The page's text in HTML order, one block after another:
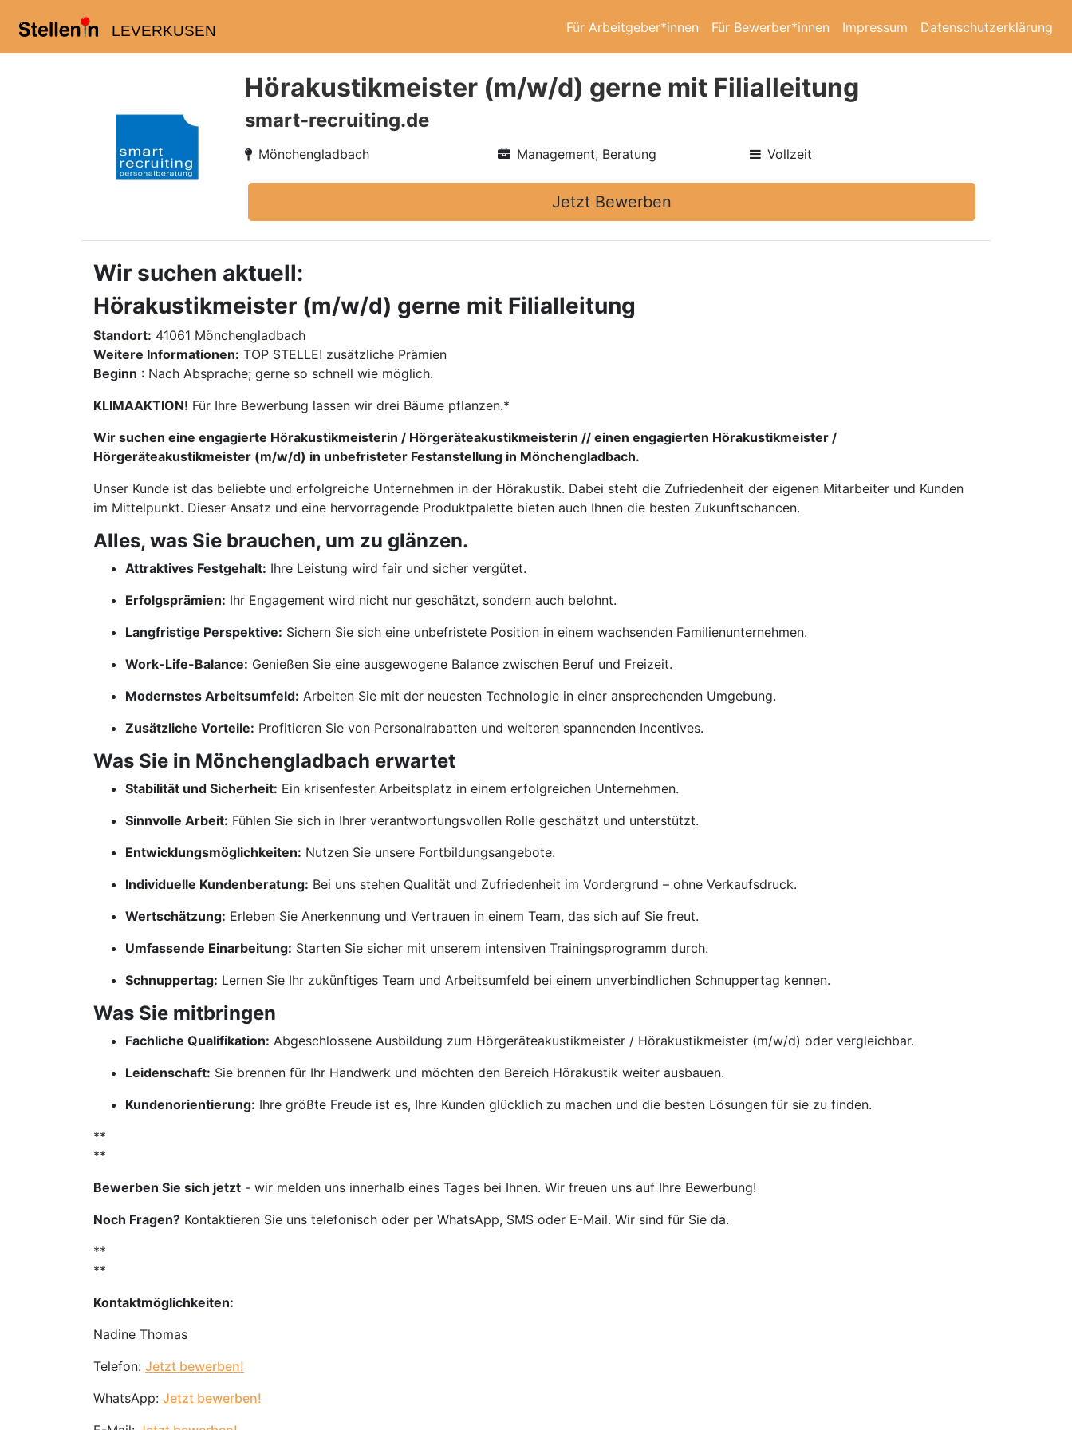
LEVERKUSEN Für Arbeitgeber*innen Für Bewerber*innen Impressum Datenschutzerklärung
Hörakustikmeister (m/w/d) gerne mit Filialleitung
smart-recruiting.de
Mönchengladbach Management, Beratung Vollzeit
Jetzt Bewerben
Wir suchen aktuell:
Hörakustikmeister (m/w/d) gerne mit Filialleitung
Standort: 41061 Mönchengladbach
Weitere Informationen: TOP STELLE! zusätzliche Prämien
Beginn : Nach Absprache; gerne so schnell wie möglich.
KLIMAAKTION! Für Ihre Bewerbung lassen wir drei Bäume pflanzen.*
Wir suchen eine engagierte Hörakustikmeisterin / Hörgeräteakustikmeisterin // einen engagierten Hörakustikmeister /
Hörgeräteakustikmeister (m/w/d) in unbefristeter Festanstellung in Mönchengladbach.
Unser Kunde ist das beliebte und erfolgreiche Unternehmen in der Hörakustik. Dabei steht die Zufriedenheit der eigenen Mitarbeiter und Kunden
im Mittelpunkt. Dieser Ansatz und eine hervorragende Produktpalette bieten auch Ihnen die besten Zukunftschancen.
Alles, was Sie brauchen, um zu glänzen.
Attraktives Festgehalt: Ihre Leistung wird fair und sicher vergütet.
Erfolgsprämien: Ihr Engagement wird nicht nur geschätzt, sondern auch belohnt.
Langfristige Perspektive: Sichern Sie sich eine unbefristete Position in einem wachsenden Familienunternehmen.
Work-Life-Balance: Genießen Sie eine ausgewogene Balance zwischen Beruf und Freizeit.
Modernstes Arbeitsumfeld: Arbeiten Sie mit der neuesten Technologie in einer ansprechenden Umgebung.
Zusätzliche Vorteile: Profitieren Sie von Personalrabatten und weiteren spannenden Incentives.
Was Sie in Mönchengladbach erwartet
Stabilität und Sicherheit: Ein krisenfester Arbeitsplatz in einem erfolgreichen Unternehmen.
Sinnvolle Arbeit: Fühlen Sie sich in Ihrer verantwortungsvollen Rolle geschätzt und unterstützt.
Entwicklungsmöglichkeiten: Nutzen Sie unsere Fortbildungsangebote.
Individuelle Kundenberatung: Bei uns stehen Qualität und Zufriedenheit im Vordergrund – ohne Verkaufsdruck.
Wertschätzung: Erleben Sie Anerkennung und Vertrauen in einem Team, das sich auf Sie freut.
Umfassende Einarbeitung: Starten Sie sicher mit unserem intensiven Trainingsprogramm durch.
Schnuppertag: Lernen Sie Ihr zukünftiges Team und Arbeitsumfeld bei einem unverbindlichen Schnuppertag kennen.
Was Sie mitbringen
Fachliche Qualifikation: Abgeschlossene Ausbildung zum Hörgeräteakustikmeister / Hörakustikmeister (m/w/d) oder vergleichbar.
Leidenschaft: Sie brennen für Ihr Handwerk und möchten den Bereich Hörakustik weiter ausbauen.
Kundenorientierung: Ihre größte Freude ist es, Ihre Kunden glücklich zu machen und die besten Lösungen für sie zu finden.
**
**
Bewerben Sie sich jetzt - wir melden uns innerhalb eines Tages bei Ihnen. Wir freuen uns auf Ihre Bewerbung!
Noch Fragen? Kontaktieren Sie uns telefonisch oder per WhatsApp, SMS oder E-Mail. Wir sind für Sie da.
**
**
Kontaktmöglichkeiten:
Nadine Thomas
Telefon: Jetzt bewerben!
WhatsApp: Jetzt bewerben!